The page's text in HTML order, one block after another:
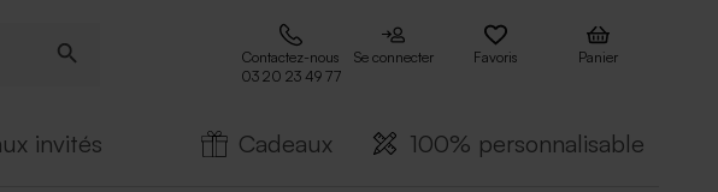
Contactez-nous
03 20 23 49 77
Se connecter Favoris Panier
invités Cadeaux 100% personnalisable